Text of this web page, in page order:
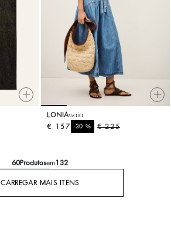
LONIA saia
€ 225
-30%
€ 157
60Produtosem132
CARREGAR MAIS ITENS